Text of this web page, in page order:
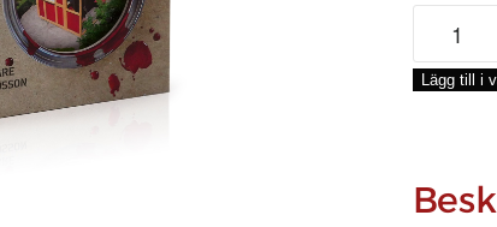
EN
BOK
OM
GENARP
mängd
Lägg till i